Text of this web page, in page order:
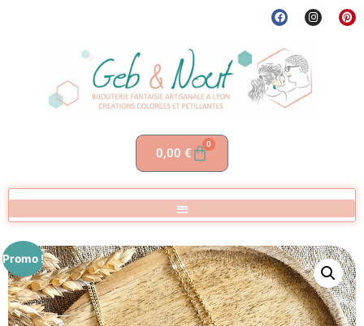
0,00 €
0
Promo !